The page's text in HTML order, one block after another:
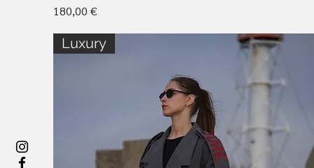
Цена
180,00 €
Luxury